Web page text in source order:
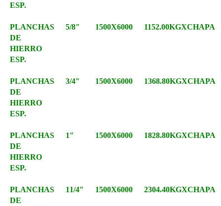
ESP.
PLANCHAS
DE
HIERRO
ESP.
5/8″ 1500X6000 1152.00KGXCHAPA
PLANCHAS
DE
HIERRO
ESP.
3/4″ 1500X6000 1368.80KGXCHAPA
PLANCHAS
DE
HIERRO
ESP.
1″ 1500X6000 1828.80KGXCHAPA
PLANCHAS
DE
11/4″ 1500X6000 2304.40KGXCHAPA